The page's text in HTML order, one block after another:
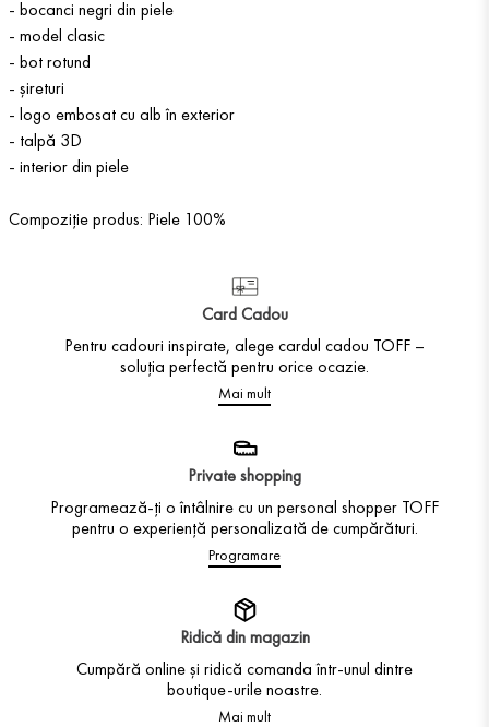
- bocanci negri din piele
- model clasic
- bot rotund
- șireturi
- logo embosat cu alb în exterior
- talpă 3D
- interior din piele
Compoziție produs: Piele 100%
Card Cadou
Pentru cadouri inspirate, alege cardul cadou TOFF –
soluția perfectă pentru orice ocazie.
Mai mult
Private shopping
Programează-ți o întâlnire cu un personal shopper TOFF
pentru o experiență personalizată de cumpărături.
Programare
Ridică din magazin
Cumpără online și ridică comanda într-unul dintre
boutique-urile noastre.
Mai mult